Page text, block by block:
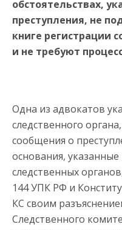
обстоятельствах,
преступления, не
книге регистрации
и не требуют
Одна из адвокатов
следственного
сообщения о
основания,
следственных
144 УПК РФ и
КС своим
Следственного